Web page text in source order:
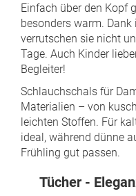
Einfach über den Kopf
besonders warm.
verrutschen sie nicht
Tage. Auch Kinder
Begleiter!
Schlauchschals für
Materialien – von
leichten Stoffen. Für
ideal, während dünne
Frühling gut passen.
Tücher -